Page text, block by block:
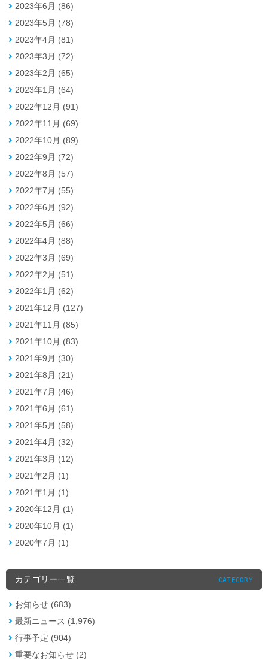
2023年6月 (86)
2023年5月 (78)
2023年4月 (81)
2023年3月 (72)
2023年2月 (65)
2023年1月 (64)
2022年12月 (91)
2022年11月 (69)
2022年10月 (89)
2022年9月 (72)
2022年8月 (57)
2022年7月 (55)
2022年6月 (92)
2022年5月 (66)
2022年4月 (88)
2022年3月 (69)
2022年2月 (51)
2022年1月 (62)
2021年12月 (127)
2021年11月 (85)
2021年10月 (83)
2021年9月 (30)
2021年8月 (21)
2021年7月 (46)
2021年6月 (61)
2021年5月 (58)
2021年4月 (32)
2021年3月 (12)
2021年2月 (1)
2021年1月 (1)
2020年12月 (1)
2020年10月 (1)
2020年7月 (1)
カテゴリー一覧 CATEGORY
お知らせ (683)
最新ニュース (1,976)
行事予定 (904)
重要なお知らせ (2)